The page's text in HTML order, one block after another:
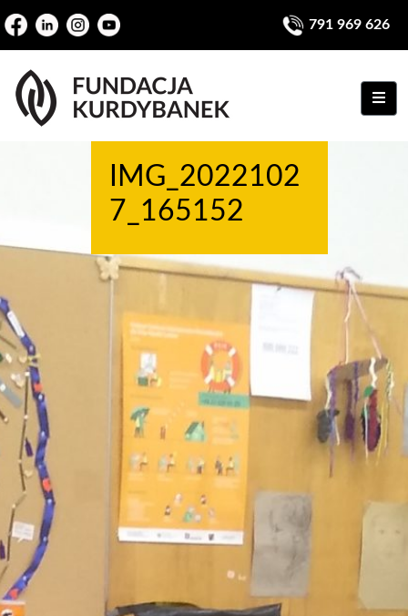
791 969 626
IMG_2022102
7_165152